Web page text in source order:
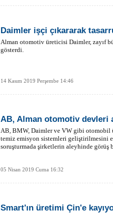
Daimler işçi çıkararak
Alman otomotiv üreticisi Daimler, zayıf
gösterdi.
14 Kasım 2019 Perşembe 14:46
AB, Alman otomotiv devleri
AB, BMW, Daimler ve VW gibi
temiz emisyon sistemleri geliştirilmesini
soruşturmada şirketlerin aleyhinde görüş
05 Nisan 2019 Cuma 16:32
Smart'ın üretimi Çin'e